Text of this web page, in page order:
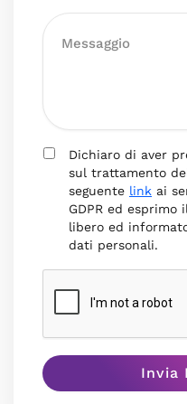
Dichiaro di aver
sul trattamento
seguente link ai
GDPR ed esprimo
libero ed
dati personali.